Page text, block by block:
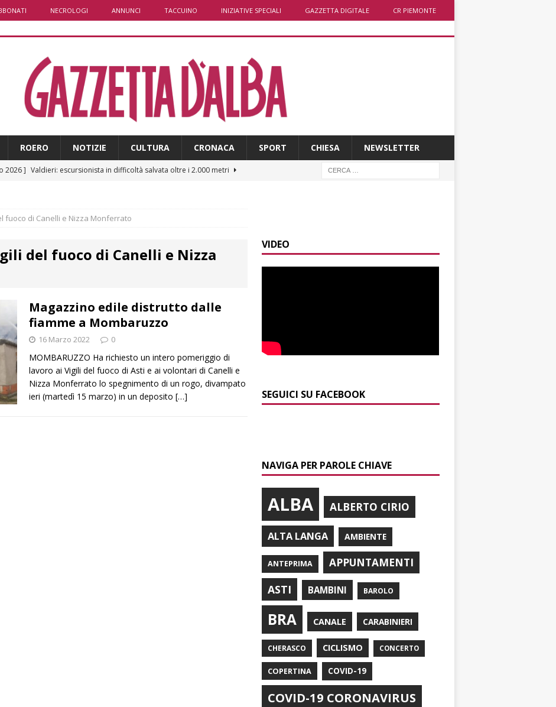
NECROLOGI ANNUNCI TACCUINO INIZIATIVE SPECIALI GAZZETTA DIGITALE CR PIEMONTE
ROERO NOTIZIE CULTURA CRONACA SPORT CHIESA NEWSLETTER
2026 ] Valdieri: escursionista in difficoltà salvata oltre i 2.000 metri
2026 ]
ITINERARI / La ciclabile del Ponente ligure sui vecchi binari
PRIMO PIANO
2026 ]
2026 ]
Alba: lunedì 10 agosto tornano le “Notti del vino”
ALBA
2026 ]
Dal 13 al 16 agosto a Priocca c’è la Sagra della costata di
fuoco di Canelli e Nizza Monferrato
del fuoco di Canelli e Nizza
Magazzino edile distrutto dalle
fiamme a Mombaruzzo
16 Marzo 2022 0
MOMBARUZZO Ha richiesto un intero pomeriggio di
lavoro ai Vigili del fuoco di Asti e ai volontari di Canelli e
Nizza Monferrato lo spegnimento di un rogo, divampato
ieri (martedì 15 marzo) in un deposito […]
VIDEO
SEGUICI SU FACEBOOK
NAVIGA PER PAROLE CHIAVE
ALBA ALBERTO CIRIO
ALTA LANGA AMBIENTE
ANTEPRIMA
APPUNTAMENTI
ASTI
BAMBINI BAROLO
BRA CANALE CARABINIERI
CHERASCO CICLISMO CONCERTO
COPERTINA COVID-19
COVID-19 CORONAVIRUS